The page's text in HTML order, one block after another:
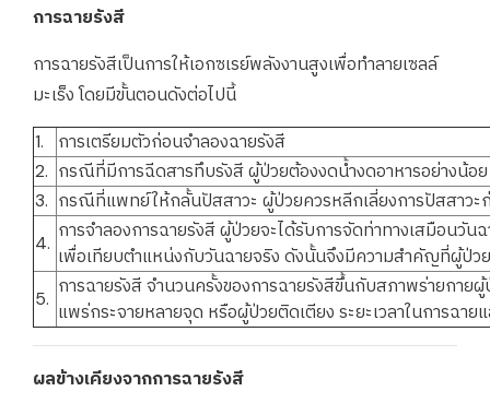
การฉายรังสี
การฉายรังสีเป็นการให้เอกซเรย์พลังงานสูงเพื่อทำลายเซลล์
มะเร็ง โดยมีขั้นตอนดังต่อไปนี้
1.
การเตรียมตัวก่อนจำลองฉายรังสี
2. กรณีที่มีการฉีดสารทึบรังสี ผู้ป่วยต้องงดน้ำงดอาหารอย่างน้อย
3. กรณีที่แพทย์ให้กลั้นปัสสาวะ ผู้ป่วยควรหลีกเลี่ยงการปัสสาวะ
4.
การจำลองการฉายรังสี ผู้ป่วยจะได้รับการจัดท่าทางเสมือนวั
เพื่อเทียบตำแหน่งกับวันฉายจริง ดังนั้นจึงมีความสำคัญที่ผู้ป่วย
5.
การฉายรังสี จำนวนครั้งของการฉายรังสีขึ้นกับสภาพร่ายกาย
แพร่กระจายหลายจุด หรือผู้ป่วยติดเตียง ระยะเวลาในการฉา
ผลข้างเคียงจากการฉายรังสี